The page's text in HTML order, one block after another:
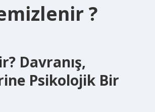
?
Davranış,
Psikolojik Bir